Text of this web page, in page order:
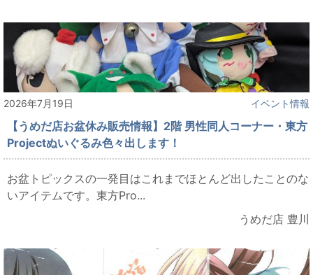
2026年7月19日 イベント情報
【うめだ店お盆休み販売情報】2階 男性同人コーナー・東方
Projectぬいぐるみ色々出します！
お盆トピックスの一発目はこれまでほとんど出したことのな
いアイテムです。東方Pro...
うめだ店 豊川